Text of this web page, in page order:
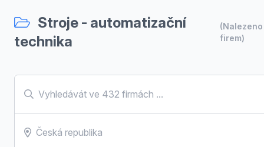
Stroje - automatizační
technika
firem)